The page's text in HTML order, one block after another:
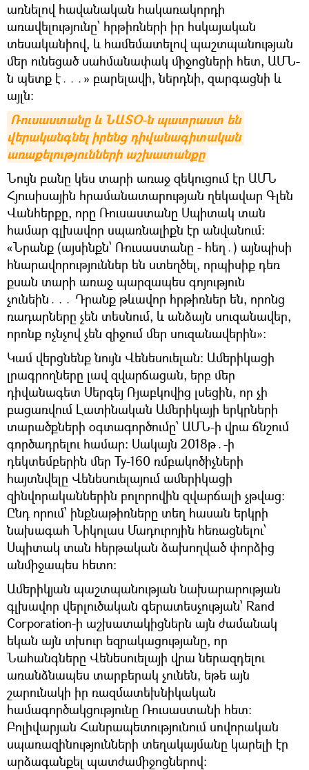
առնելով հավանական հակառակորդի
առավելությունը՝ հրթիռների իր հսկայական
տեսականիով, և համեմատելով պաշտպանության
մեր ունեցած սահմանափակ միջոցների հետ, ԱՄՆ-
ն պետք է․․․» բարելավի, ներդնի, զարգացնի և
այլն։
Ռուսաստանը և ՆԱՏՕ-ն պատրաստ են
վերականգնել իրենց դիվանագիտական
առաքելությունների աշխատանքը
Նույն բանը կես տարի առաջ զեկուցում էր ԱՄՆ
Հյուսիսային հրամանատարության ղեկավար Գլեն
Վանհերքը, որը Ռուսաստանը Սպիտակ տան
համար գլխավոր սպառնալիքն էր անվանում։
«Նրանք (այսինքն՝ Ռուսաստանը - հեղ․) այնպիսի
հնարավորություններ են ստեղծել, որպիսիք դեռ
քսան տարի առաջ պարզապես գոյություն
չունեին․․․ Դրանք թևավոր հրթիռներ են, որոնց
ռադարները չեն տեսնում, և անձայն սուզանավեր,
որոնք ոչնչով չեն զիջում մեր սուզանավերին»։
Կամ վերցնենք նույն Վենեսուելան։ Ամերիկացի
լրագրողները լավ զվարճացան, երբ մեր
դիվանագետ Սերգեյ Ռյաբկովից լսեցին, որ չի
բացառվում Լատինական Ամերիկայի երկրների
տարածքների օգտագործումը՝ ԱՄՆ-ի վրա ճնշում
գործադրելու համար։ Սակայն 2018թ․-ի
դեկտեմբերին մեր Ту-160 ռմբակոծիչների
հայտնվելը Վենեսուելայում ամերիկացի
զինվորականներին բոլորովին զվարճալի չթվաց։
Ընդ որում՝ ինքնաթիռները տեղ հասան երկրի
նախագահ Նիկոլաս Մադուրոյին հեռացնելու՝
Սպիտակ տան հերթական ձախողված փորձից
անմիջապես հետո։
Ամերիկյան պաշտպանության նախարարության
գլխավոր վերլուծական գերատեսչության՝ Rand
Corporation-ի աշխատակիցներն այն ժամանակ
եկան այն տխուր եզրակացությանը, որ
Նահանգները Վենեսուելայի վրա ներազդելու
առանձնապես տարբերակ չունեն, եթե այն
շարունակի իր ռազմատեխնիկական
համագործակցությունը Ռուսաստանի հետ։
Բոլիվարյան Հանրապետությունում սովորական
սպառազինությունների տեղակայմանը կարելի էր
արձագանքել պատժամիջոցներով։